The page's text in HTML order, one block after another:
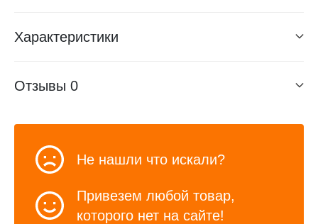
Характеристики
Отзывы 0
Не нашли что искали?
Привезем любой товар,
которого нет на сайте!